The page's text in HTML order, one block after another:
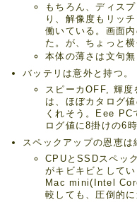
もちろん、ディス
り、解像度もリッ
働いている。画面
た。が、ちょっと
本体の薄さは文句無
バッテリは意外と持つ。
スピーカOFF, 輝度
は、ほぼカタログ
くれそう。Eee PC
ログ値に8掛けの6
スペックアップの恩恵は
CPUとSSDスペッ
がキビキビとして
Mac mini(Intel
較しても、圧倒的に